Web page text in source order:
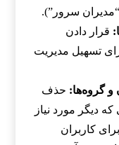
سرور”).
قرار دادن
تسهیل مدیریت
و گروه‌ها: حذف
دیگر مورد نیاز
کاربران